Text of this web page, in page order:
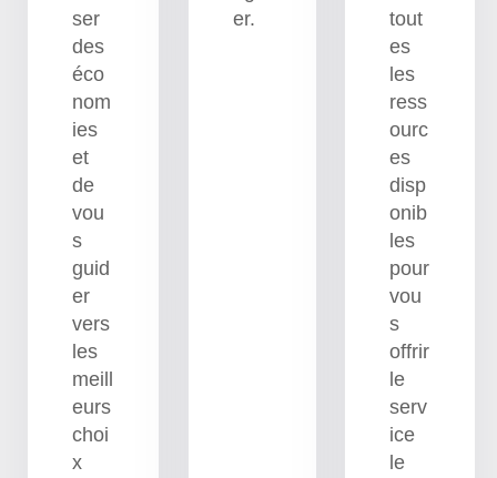
ser
des
éco
nom
ies
et
de
vou
s
guid
er
vers
les
meill
eurs
choi
x
er.
tout
es
les
ress
ourc
es
disp
onib
les
pour
vou
s
offrir
le
serv
ice
le